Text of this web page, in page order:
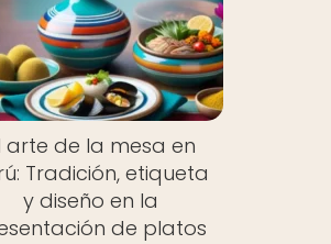
arte de la mesa en
Tradición, etiqueta
y diseño en la
de platos